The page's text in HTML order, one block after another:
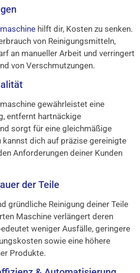
hilft dir, Kosten zu senken.
von Reinigungsmitteln,
an manueller Arbeit und verringert
von Verschmutzungen.
gewährleistet eine
entfernt hartnäckige
sorgt für eine gleichmäßige
kannst dich auf präzise gereinigte
Anforderungen deiner Kunden
der Teile
gründliche Reinigung deiner Teile
Maschine verlängert deren
weniger Ausfälle, geringere
sowie eine höhere
Produkte.